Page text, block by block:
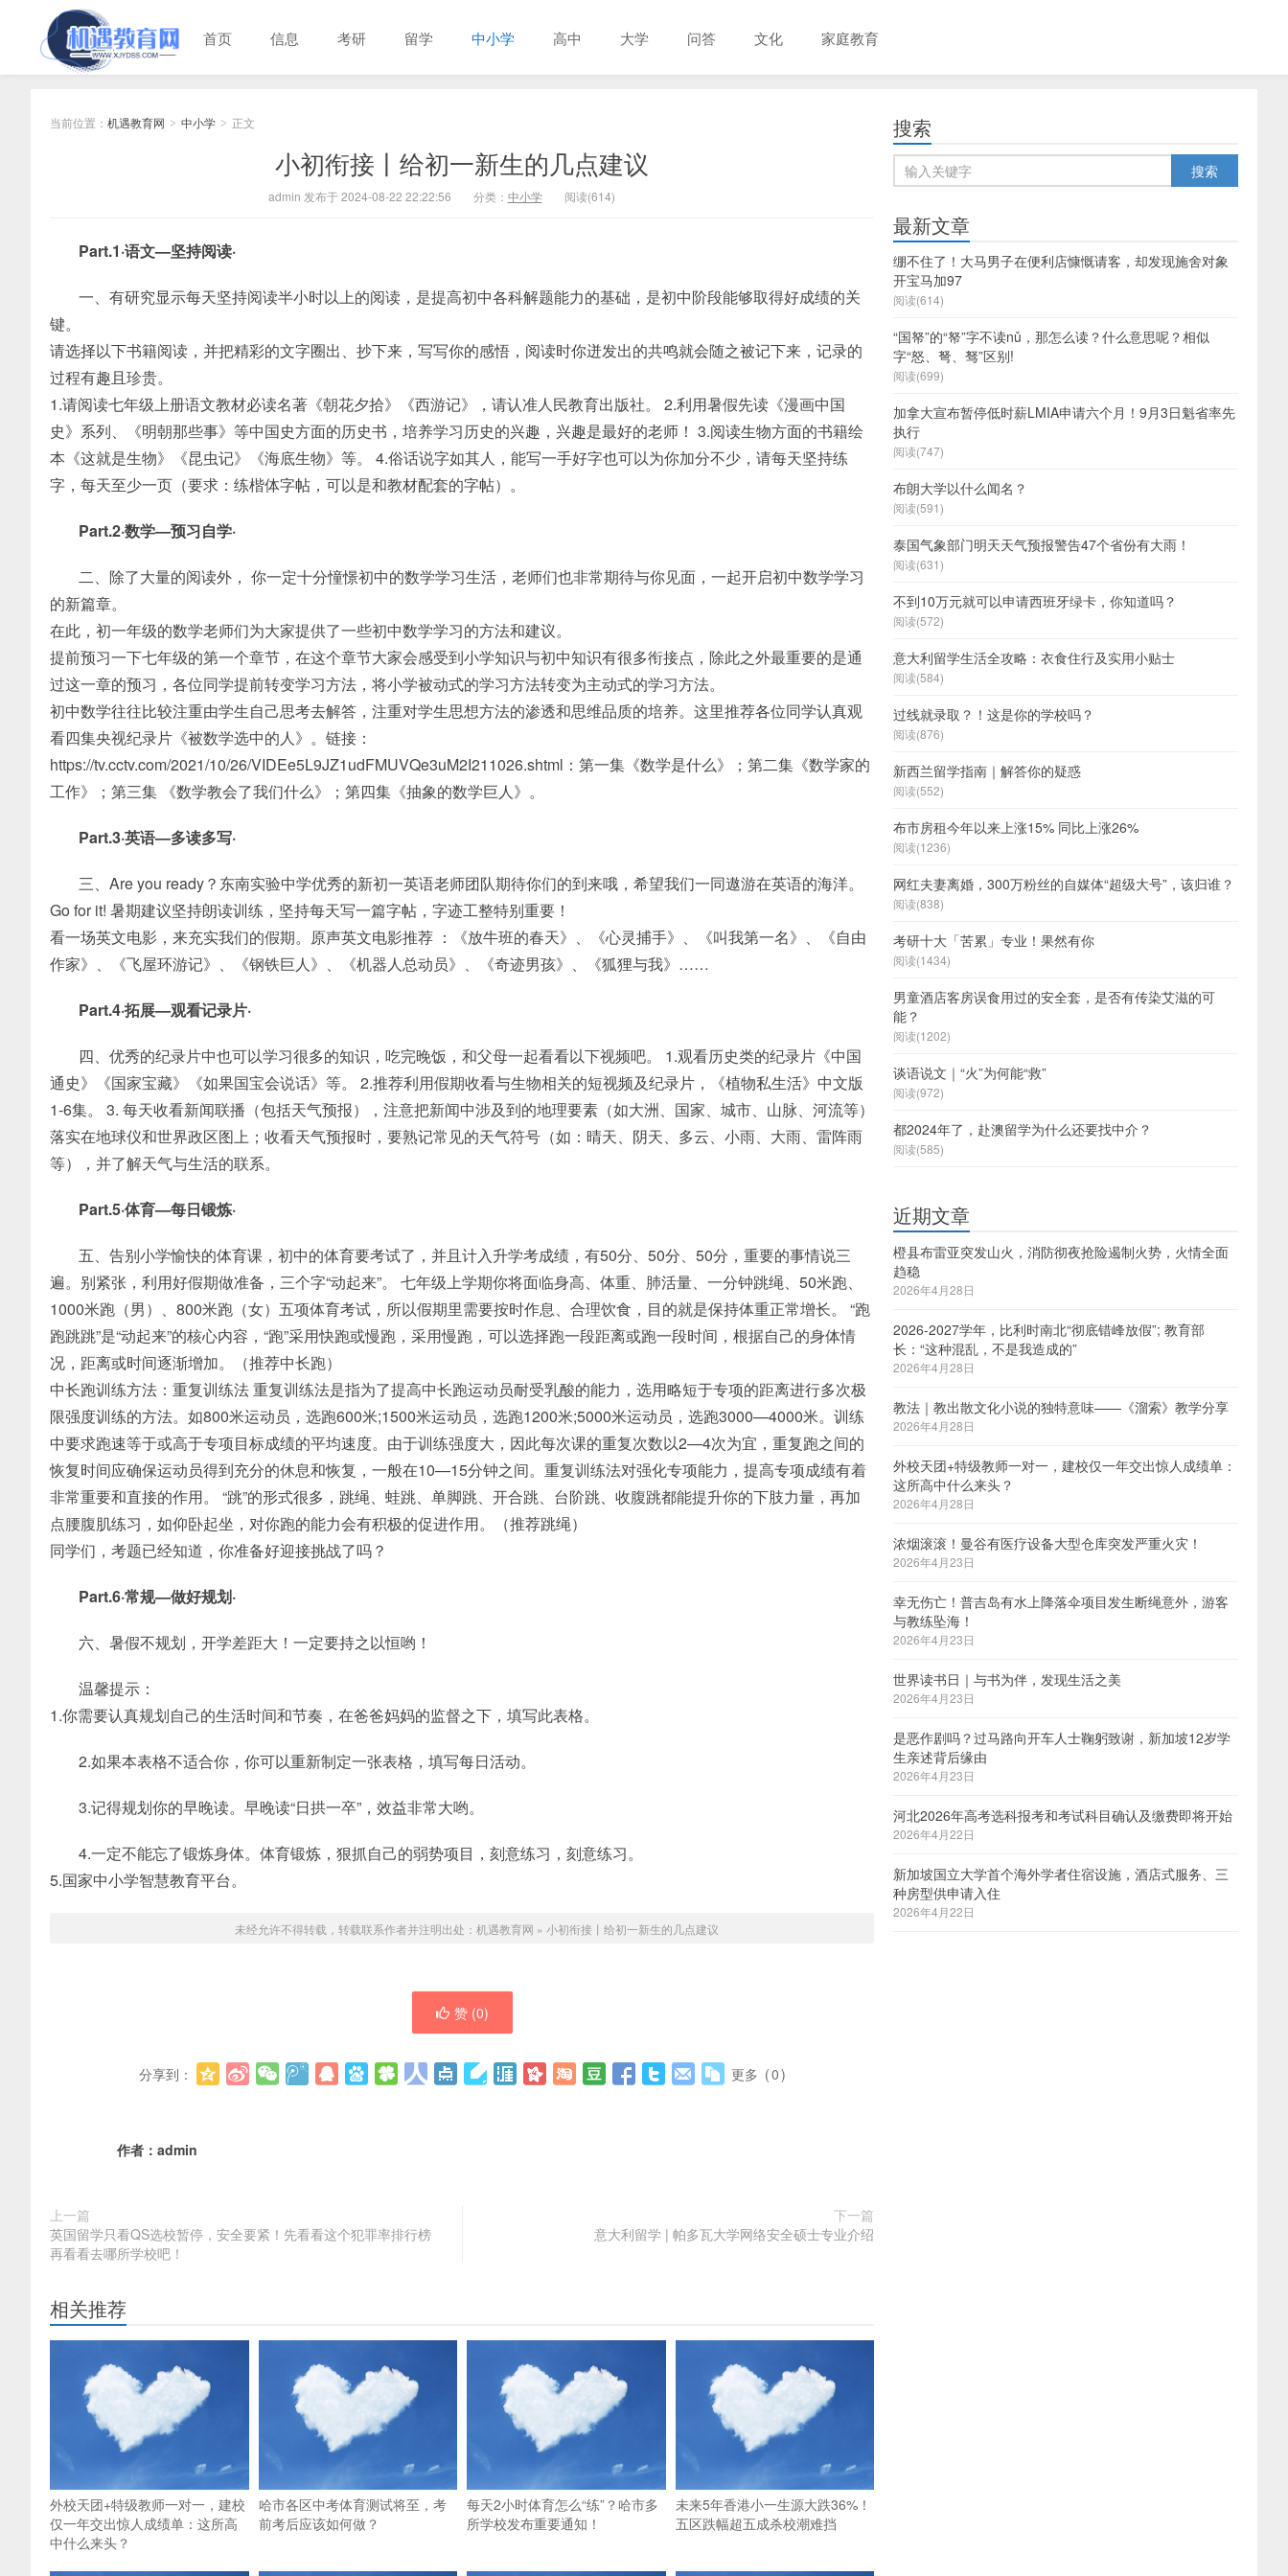
首页 信息 考研 留学 中小学 高中 大学 问答 文化 家庭教育
当前位置： 机遇教育网 > 中小学 > 正文
小初衔接丨给初一新生的几点建议
admin 发布于 2024-08-22 22:22:56 分类： 中小学 阅读(614)
Part.1·语文—坚持阅读·
一、有研究显示每天坚持阅读半小时以上的阅读，是提高初中各科解题能力的基础，是初中阶段能够取得好成绩的关
键。
请选择以下书籍阅读，并把精彩的文字圈出、抄下来，写写你的感悟，阅读时你迸发出的共鸣就会随之被记下来，记录的
过程有趣且珍贵。
1.请阅读七年级上册语文教材必读名著《朝花夕拾》《西游记》，请认准人民教育出版社。 2.利用暑假先读《漫画中国
史》系列、《明朝那些事》等中国史方面的历史书，培养学习历史的兴趣，兴趣是最好的老师！ 3.阅读生物方面的书籍绘
本《这就是生物》《昆虫记》《海底生物》等。 4.俗话说字如其人，能写一手好字也可以为你加分不少，请每天坚持练
字，每天至少一页（要求：练楷体字帖，可以是和教材配套的字帖）。
Part.2·数学—预习自学·
二、除了大量的阅读外， 你一定十分憧憬初中的数学学习生活，老师们也非常期待与你见面，一起开启初中数学学习
的新篇章。
在此，初一年级的数学老师们为大家提供了一些初中数学学习的方法和建议。
提前预习一下七年级的第一个章节，在这个章节大家会感受到小学知识与初中知识有很多衔接点，除此之外最重要的是通
过这一章的预习，各位同学提前转变学习方法，将小学被动式的学习方法转变为主动式的学习方法。
初中数学往往比较注重由学生自己思考去解答，注重对学生思想方法的渗透和思维品质的培养。这里推荐各位同学认真观
看四集央视纪录片《被数学选中的人》。链接：
https://tv.cctv.com/2021/10/26/VIDEe5L9JZ1udFMUVQe3uM2I211026.shtml：第一集《数学是什么》；第二集《数学家的
工作》；第三集 《数学教会了我们什么》；第四集《抽象的数学巨人》。
Part.3·英语—多读多写·
三、Are you ready？东南实验中学优秀的新初一英语老师团队期待你们的到来哦，希望我们一同遨游在英语的海洋。
Go for it! 暑期建议坚持朗读训练，坚持每天写一篇字帖，字迹工整特别重要！
看一场英文电影，来充实我们的假期。原声英文电影推荐 ：《放牛班的春天》、《心灵捕手》、《叫我第一名》、《自由
作家》、《飞屋环游记》、《钢铁巨人》、《机器人总动员》、《奇迹男孩》、《狐狸与我》……
Part.4·拓展—观看记录片·
四、优秀的纪录片中也可以学习很多的知识，吃完晚饭，和父母一起看看以下视频吧。 1.观看历史类的纪录片《中国
通史》《国家宝藏》《如果国宝会说话》等。 2.推荐利用假期收看与生物相关的短视频及纪录片，《植物私生活》中文版
1-6集。 3. 每天收看新闻联播（包括天气预报），注意把新闻中涉及到的地理要素（如大洲、国家、城市、山脉、河流等）
落实在地球仪和世界政区图上；收看天气预报时，要熟记常见的天气符号（如：晴天、阴天、多云、小雨、大雨、雷阵雨
等），并了解天气与生活的联系。
Part.5·体育—每日锻炼·
五、告别小学愉快的体育课，初中的体育要考试了，并且计入升学考成绩，有50分、50分、50分，重要的事情说三
遍。别紧张，利用好假期做准备，三个字“动起来”。 七年级上学期你将面临身高、体重、肺活量、一分钟跳绳、50米跑、
1000米跑（男）、800米跑（女）五项体育考试，所以假期里需要按时作息、合理饮食，目的就是保持体重正常增长。 “跑
跑跳跳”是“动起来”的核心内容，“跑”采用快跑或慢跑，采用慢跑，可以选择跑一段距离或跑一段时间，根据自己的身体情
况，距离或时间逐渐增加。（推荐中长跑）
中长跑训练方法：重复训练法 重复训练法是指为了提高中长跑运动员耐受乳酸的能力，选用略短于专项的距离进行多次极
限强度训练的方法。如800米运动员，选跑600米;1500米运动员，选跑1200米;5000米运动员，选跑3000—4000米。训练
中要求跑速等于或高于专项目标成绩的平均速度。由于训练强度大，因此每次课的重复次数以2—4次为宜，重复跑之间的
恢复时间应确保运动员得到充分的休息和恢复，一般在10—15分钟之间。重复训练法对强化专项能力，提高专项成绩有着
非常重要和直接的作用。 “跳”的形式很多，跳绳、蛙跳、单脚跳、开合跳、台阶跳、收腹跳都能提升你的下肢力量，再加
点腰腹肌练习，如仰卧起坐，对你跑的能力会有积极的促进作用。（推荐跳绳）
同学们，考题已经知道，你准备好迎接挑战了吗？
Part.6·常规—做好规划·
六、暑假不规划，开学差距大！一定要持之以恒哟！
温馨提示：
1.你需要认真规划自己的生活时间和节奏，在爸爸妈妈的监督之下，填写此表格。
2.如果本表格不适合你，你可以重新制定一张表格，填写每日活动。
3.记得规划你的早晚读。早晚读“日拱一卒”，效益非常大哟。
4.一定不能忘了锻炼身体。体育锻炼，狠抓自己的弱势项目，刻意练习，刻意练习。
5.国家中小学智慧教育平台。
未经允许不得转载，转载联系作者并注明出处： 机遇教育网 » 小初衔接丨给初一新生的几点建议
赞 (0)
分享到： 更多 (0)
作者： admin
上一篇
英国留学只看QS选校暂停，安全要紧！先看看这个犯罪率排行榜
再看看去哪所学校吧！
下一篇
意大利留学 | 帕多瓦大学网络安全硕士专业介绍
相关推荐
外校天团+特级教师一对一，建校
仅一年交出惊人成绩单：这所高
中什么来头？
哈市各区中考体育测试将至，考
前考后应该如何做？
每天2小时体育怎么“练”？哈市多
所学校发布重要通知！
未来5年香港小一生源大跌36%！
五区跌幅超五成杀校潮难挡
搜索
最新文章
绷不住了！大马男子在便利店慷慨请客，却发现施舍对象
开宝马加97
阅读(614)
“国帑”的“帑”字不读nǔ，那怎么读？什么意思呢？相似
字“怒、弩、驽”区别!
阅读(699)
加拿大宣布暂停低时薪LMIA申请六个月！9月3日魁省率先
执行
阅读(747)
布朗大学以什么闻名？
阅读(591)
泰国气象部门明天天气预报警告47个省份有大雨！
阅读(631)
不到10万元就可以申请西班牙绿卡，你知道吗？
阅读(572)
意大利留学生活全攻略：衣食住行及实用小贴士
阅读(584)
过线就录取？！这是你的学校吗？
阅读(876)
新西兰留学指南｜解答你的疑惑
阅读(552)
布市房租今年以来上涨15% 同比上涨26%
阅读(1236)
网红夫妻离婚，300万粉丝的自媒体“超级大号”，该归谁？
阅读(838)
考研十大「苦累」专业！果然有你
阅读(1434)
男童酒店客房误食用过的安全套，是否有传染艾滋的可
能？
阅读(1202)
谈语说文｜“火”为何能“救”
阅读(972)
都2024年了，赴澳留学为什么还要找中介？
阅读(585)
近期文章
橙县布雷亚突发山火，消防彻夜抢险遏制火势，火情全面
趋稳
2026年4月28日
2026-2027学年，比利时南北“彻底错峰放假”; 教育部
长：“这种混乱，不是我造成的”
2026年4月28日
教法｜教出散文化小说的独特意味——《溜索》教学分享
2026年4月28日
外校天团+特级教师一对一，建校仅一年交出惊人成绩单：
这所高中什么来头？
2026年4月28日
浓烟滚滚！曼谷有医疗设备大型仓库突发严重火灾！
2026年4月23日
幸无伤亡！普吉岛有水上降落伞项目发生断绳意外，游客
与教练坠海！
2026年4月23日
世界读书日｜与书为伴，发现生活之美
2026年4月23日
是恶作剧吗？过马路向开车人士鞠躬致谢，新加坡12岁学
生亲述背后缘由
2026年4月23日
河北2026年高考选科报考和考试科目确认及缴费即将开始
2026年4月22日
新加坡国立大学首个海外学者住宿设施，酒店式服务、三
种房型供申请入住
2026年4月22日